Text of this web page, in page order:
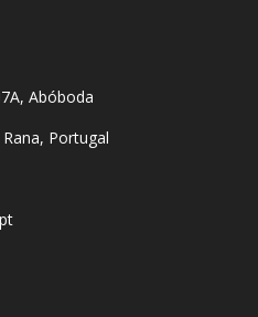
Abóboda
Portugal